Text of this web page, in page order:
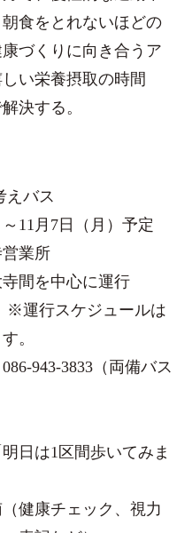
食をとれないほどの
づくりに向き合うア
い栄養摂取の時間
決する。
えバス
11月7日（月）予定
業所
間を中心に運行
運行スケジュールは
。
943-3833（両備バス
日は1区間歩いてみま
健康チェック、視力